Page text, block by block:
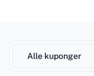
Alle kuponger